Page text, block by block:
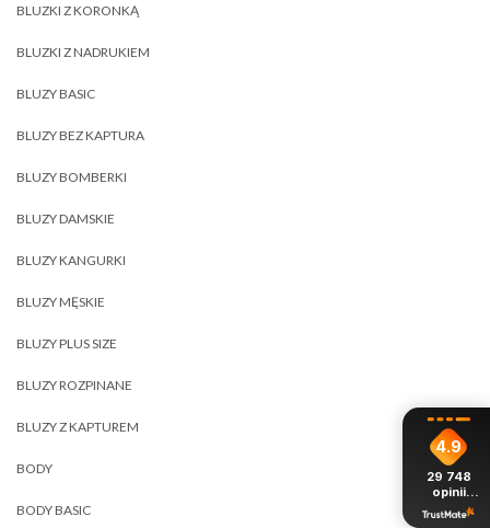
BLUZKI Z KORONKĄ
BLUZKI Z NADRUKIEM
BLUZY BASIC
BLUZY BEZ KAPTURA
BLUZY BOMBERKI
BLUZY DAMSKIE
BLUZY KANGURKI
BLUZY MĘSKIE
BLUZY PLUS SIZE
BLUZY ROZPINANE
BLUZY Z KAPTUREM
BODY
BODY BASIC
4.9
29 748
opinii
z całego
okresu